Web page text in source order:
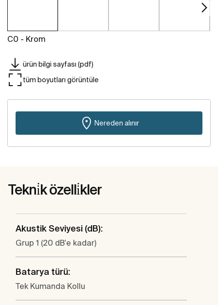
C0 - Krom
ürün bilgi sayfası (pdf)
tüm boyutları görüntüle
Nereden alınır
Tekni̇k özelli̇kler
Akustik Seviyesi (dB):
Grup 1 (20 dB'e kadar)
Batarya türü:
Tek Kumanda Kollu